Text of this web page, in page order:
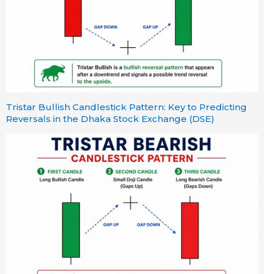
Tristar Bullish Candlestick Pattern: Key to Predicting
Reversals in the Dhaka Stock Exchange (DSE)